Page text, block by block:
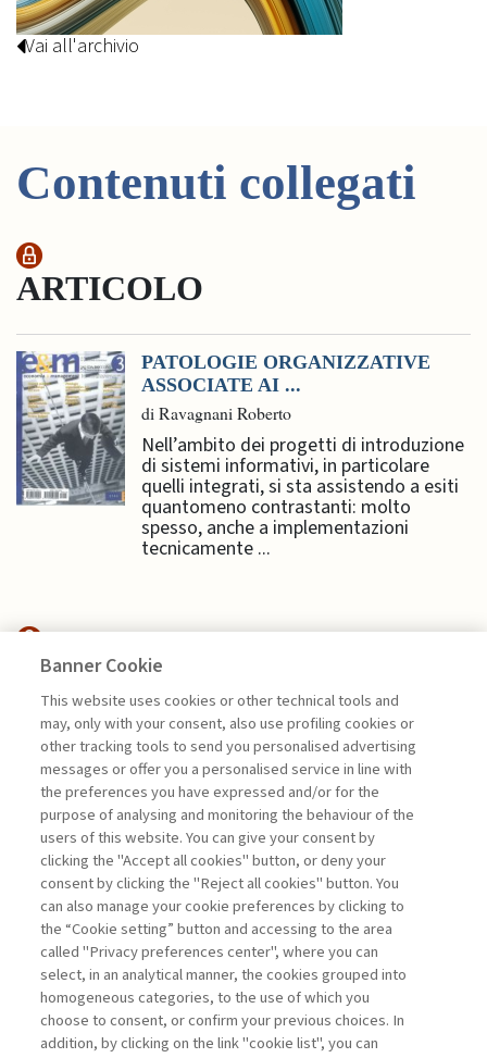
Vai all'archivio
Contenuti collegati
ARTICOLO
PATOLOGIE ORGANIZZATIVE
ASSOCIATE AI ...
di Ravagnani Roberto
Nell’ambito dei progetti di introduzione
di sistemi informativi, in particolare
quelli integrati, si sta assistendo a esiti
quantomeno contrastanti: molto
spesso, anche a implementazioni
tecnicamente ...
SPECIAL ISSUES
DALL’INTRODUZIONE
ALL’INTEGRAZIONE ...
di Roei Ganzarski
La consultazione dei libri è riservata esclusivamente
agli abbonati Premium
Legenda: Accedi Per registrati Per abbonati
Banner Cookie
This website uses cookies or other technical tools and
may, only with your consent, also use profiling cookies or
other tracking tools to send you personalised advertising
messages or offer you a personalised service in line with
the preferences you have expressed and/or for the
purpose of analysing and monitoring the behaviour of the
users of this website. You can give your consent by
clicking the "Accept all cookies" button, or deny your
consent by clicking the "Reject all cookies" button. You
can also manage your cookie preferences by clicking to
the “Cookie setting” button and accessing to the area
called "Privacy preferences center", where you can
select, in an analytical manner, the cookies grouped into
homogeneous categories, to the use of which you
choose to consent, or confirm your previous choices. In
addition, by clicking on the link "cookie list", you can